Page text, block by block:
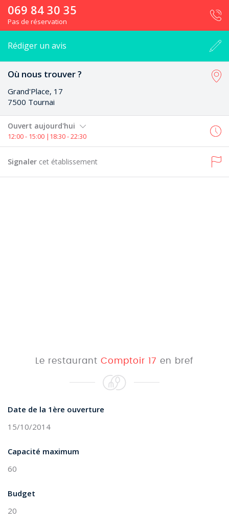
069 84 30 35
Pas de réservation
Rédiger un avis
Où nous trouver ?
Grand'Place, 17
7500 Tournai
Ouvert aujourd'hui
12:00 - 15:00 |18:30 - 22:30
Signaler cet établissement
Le restaurant Comptoir 17 en bref
Date de la 1ère ouverture
15/10/2014
Capacité maximum
60
Budget
20